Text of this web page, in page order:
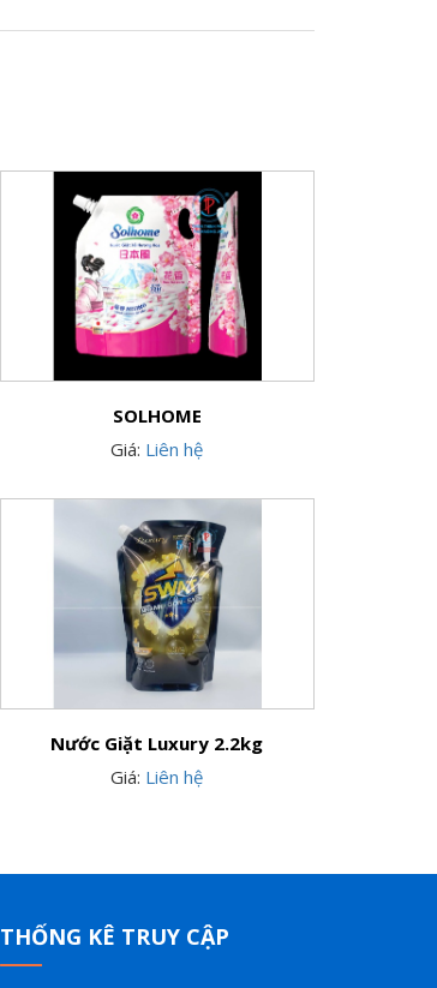
SOLHOME
Giá: Liên hệ
Nước Giặt Luxury 2.2kg
Giá: Liên hệ
THỐNG KÊ TRUY CẬP